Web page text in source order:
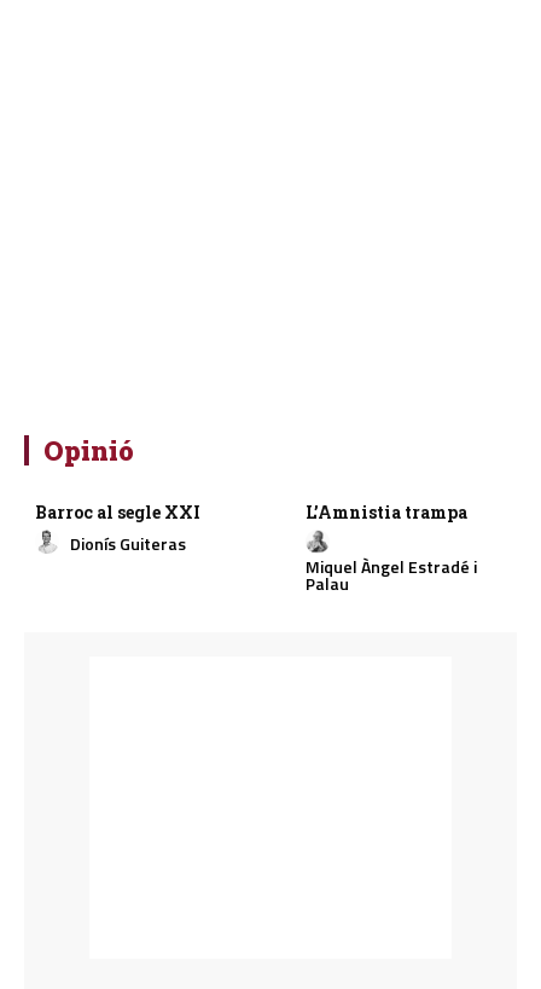
Opinió
Barroc al segle XXI
Dionís Guiteras
L’Amnistia trampa
Miquel Àngel Estradé i
Palau